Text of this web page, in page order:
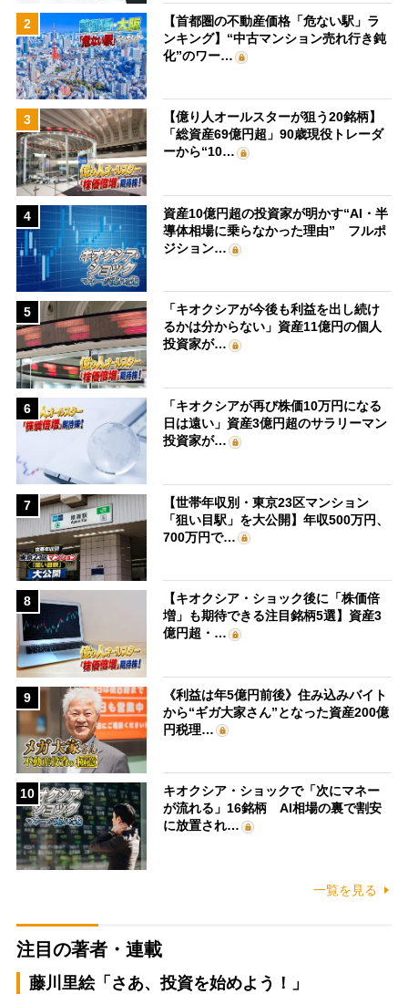
2
【首都圏の不動産価格「危ない駅」ラ
ンキング】“中古マンション売れ行き鈍
化”のワー…
3
【億り人オールスターが狙う20銘柄】
「総資産69億円超」90歳現役トレーダ
ーから“10…
4
資産10億円超の投資家が明かす“AI・半
導体相場に乗らなかった理由” フルポ
ジション…
5
「キオクシアが今後も利益を出し続け
るかは分からない」資産11億円の個人
投資家が…
6
「キオクシアが再び株価10万円になる
日は遠い」資産3億円超のサラリーマン
投資家が…
7
【世帯年収別・東京23区マンション
「狙い目駅」を大公開】年収500万円、
700万円で…
8
【キオクシア・ショック後に「株価倍
増」も期待できる注目銘柄5選】資産3
億円超・…
9
《利益は年5億円前後》住み込みバイト
から“ギガ大家さん”となった資産200億
円税理…
10
キオクシア・ショックで「次にマネー
が流れる」16銘柄 AI相場の裏で割安
に放置され…
一覧を見る
注目の著者・連載
藤川里絵「さあ、投資を始めよう！」